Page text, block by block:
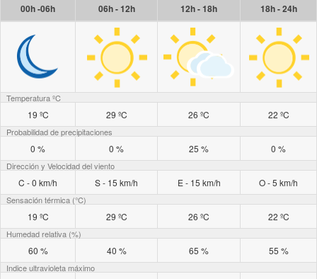
00h -06h 06h - 12h 12h - 18h 18h - 24h
Temperatura ºC
19 ºC 29 ºC 26 ºC 22 ºC
Probabilidad de precipitaciones
0 % 0 % 25 % 0 %
Dirección y Velocidad del viento
C - 0 km/h S - 15 km/h E - 15 km/h O - 5 km/h
Sensación térmica (°C)
19 ºC 29 ºC 26 ºC 22 ºC
Humedad relativa (%)
60 % 40 % 65 % 55 %
Indice ultravioleta máximo